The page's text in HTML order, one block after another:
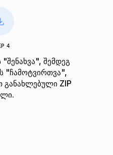
4
შემდეგ
"ჩამოტვირთვა",
ZIP